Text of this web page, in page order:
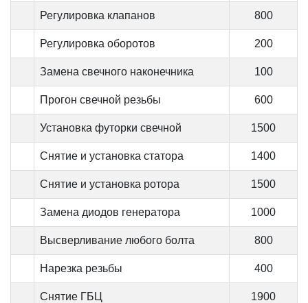
Регулировка клапанов 800
Регулировка оборотов 200
Замена свечного наконечника 100
Прогон свечной резьбы 600
Установка футорки свечной 1500
Снятие и установка статора 1400
Снятие и установка ротора 1500
Замена диодов генератора 1000
Высверливание любого болта 800
Нарезка резьбы 400
Снятие ГБЦ 1900